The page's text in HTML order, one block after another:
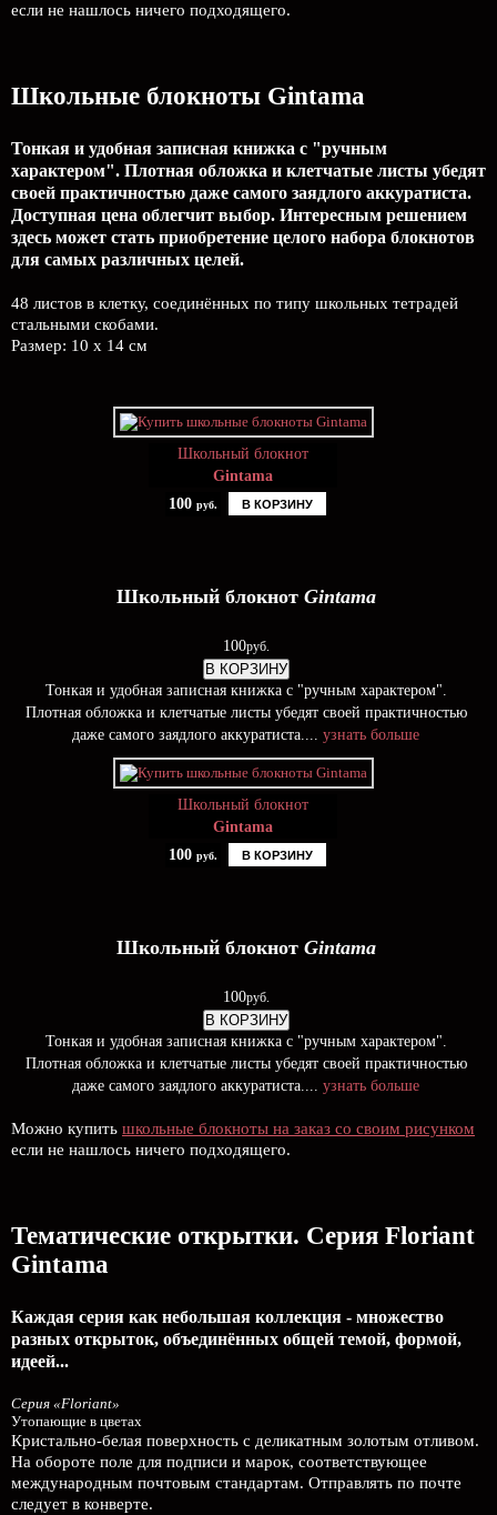
если не нашлось ничего подходящего.
Школьные блокноты Gintama
Тонкая и удобная записная книжка с "ручным
характером". Плотная обложка и клетчатые листы убедят
своей практичностью даже самого заядлого аккуратиста.
Доступная цена облегчит выбор. Интересным решением
здесь может стать приобретение целого набора блокнотов
для самых различных целей.
48 листов в клетку, соединённых по типу школьных тетрадей
стальными скобами.
Размер: 10 x 14 см
Школьный блокнот
Gintama
100 руб. В КОРЗИНУ
Школьный блокнот Gintama
100руб.
В КОРЗИНУ
Тонкая и удобная записная книжка с "ручным характером".
Плотная обложка и клетчатые листы убедят своей практичностью
даже самого заядлого аккуратиста.... узнать больше
Школьный блокнот
Gintama
100 руб. В КОРЗИНУ
Школьный блокнот Gintama
100руб.
В КОРЗИНУ
Тонкая и удобная записная книжка с "ручным характером".
Плотная обложка и клетчатые листы убедят своей практичностью
даже самого заядлого аккуратиста.... узнать больше
Можно купить школьные блокноты на заказ со своим рисунком
если не нашлось ничего подходящего.
Тематические открытки. Серия Floriant
Gintama
Каждая серия как небольшая коллекция - множество
разных открыток, объединённых общей темой, формой,
идеей...
Серия «Floriant»
Утопающие в цветах
Кристально-белая поверхность с деликатным золотым отливом.
На обороте поле для подписи и марок, соответствующее
международным почтовым стандартам. Отправлять по почте
следует в конверте.